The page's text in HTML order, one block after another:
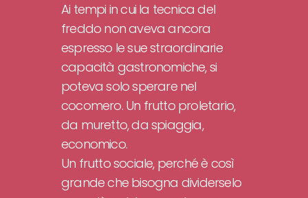
Ai tempi in cui la tecnica del
freddo non aveva ancora
espresso le sue straordinarie
capacità gastronomiche, si
poteva solo sperare nel
cocomero. Un frutto proletario,
da muretto, da spiaggia,
economico.
Un frutto sociale, perché è così
grande che bisogna dividerselo